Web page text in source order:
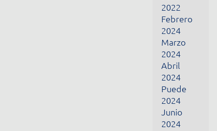
Marzo
2025
Abril
2025
Puede
2025
Diciembre
2025
Enero
2026
Febrero
2026